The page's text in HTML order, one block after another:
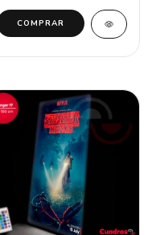
COMPRAR